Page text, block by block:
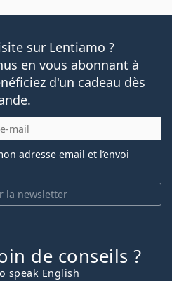
sur Lentiamo ?
en vous abonnant à
d'un cadeau dès
la newsletter
adresse email et l’envoi
de conseils ?
speak English